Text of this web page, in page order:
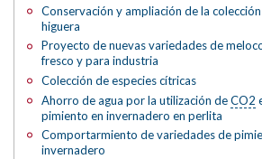
Conservación y ampliación de la
higuera
Proyecto de nuevas variedades de
fresco y para industria
Colección de especies cítricas
Ahorro de agua por la utilización deCO2
pimiento en invernadero en perlita
Comportarmiento de variedades de
invernadero